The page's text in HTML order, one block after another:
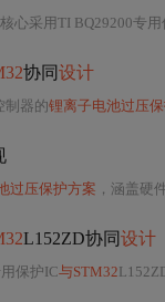
心采用TI BQ29200专
协同设计
制器的锂离子电池过压
过压保护方案 ，涵盖硬件
L152ZD协同设计
保护IC与STM32